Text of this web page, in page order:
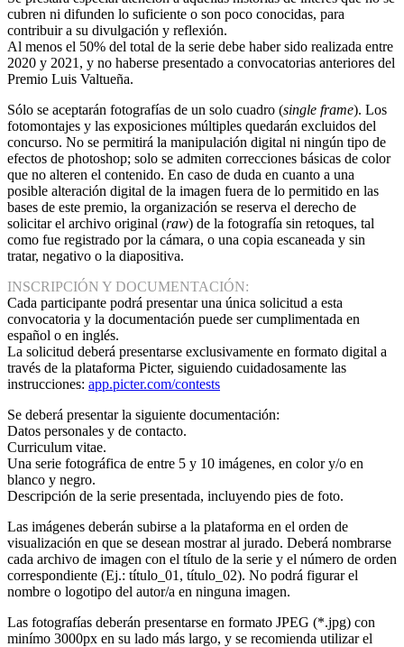
cubren ni difunden lo suficiente o son poco conocidas, para
contribuir a su divulgación y reflexión.
Al menos el 50% del total de la serie debe haber sido realizada entre
2020 y 2021, y no haberse presentado a convocatorias anteriores del
Premio Luis Valtueña.
Sólo se aceptarán fotografías de un solo cuadro (single frame). Los
fotomontajes y las exposiciones múltiples quedarán excluidos del
concurso. No se permitirá la manipulación digital ni ningún tipo de
efectos de photoshop; solo se admiten correcciones básicas de color
que no alteren el contenido. En caso de duda en cuanto a una
posible alteración digital de la imagen fuera de lo permitido en las
bases de este premio, la organización se reserva el derecho de
solicitar el archivo original (raw) de la fotografía sin retoques, tal
como fue registrado por la cámara, o una copia escaneada y sin
tratar, negativo o la diapositiva.
INSCRIPCIÓN Y DOCUMENTACIÓN:
Cada participante podrá presentar una única solicitud a esta
convocatoria y la documentación puede ser cumplimentada en
español o en inglés.
La solicitud deberá presentarse exclusivamente en formato digital a
través de la plataforma Picter, siguiendo cuidadosamente las
instrucciones: app.picter.com/contests
Se deberá presentar la siguiente documentación:
Datos personales y de contacto.
Curriculum vitae.
Una serie fotográfica de entre 5 y 10 imágenes, en color y/o en
blanco y negro.
Descripción de la serie presentada, incluyendo pies de foto.
Las imágenes deberán subirse a la plataforma en el orden de
visualización en que se desean mostrar al jurado. Deberá nombrarse
cada archivo de imagen con el título de la serie y el número de orden
correspondiente (Ej.: título_01, título_02). No podrá figurar el
nombre o logotipo del autor/a en ninguna imagen.
Las fotografías deberán presentarse en formato JPEG (*.jpg) con
minímo 3000px en su lado más largo, y se recomienda utilizar el